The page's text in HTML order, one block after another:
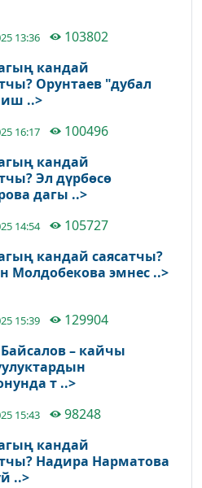
13:36
103802
кандай
Орунтаев "дубал
иш ..>
16:17
100496
кандай
Эл дүрбөсө
дагы ..>
14:54
105727
кандай саясатчы?
Молдобекова эмнес ..>
15:39
129904
– кайчы
т ..>
15:43
98248
кандай
Надира Нарматова
..>